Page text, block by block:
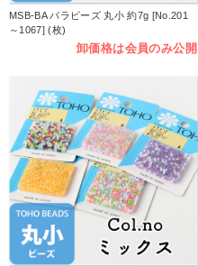
MSB-BA バラビーズ 丸小 約7g [No.201
～1067] (枚)
卸価格は会員のみ公開